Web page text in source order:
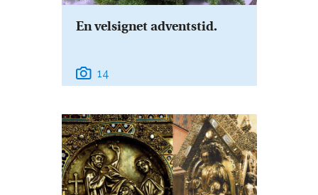
En velsignet adventstid.
14